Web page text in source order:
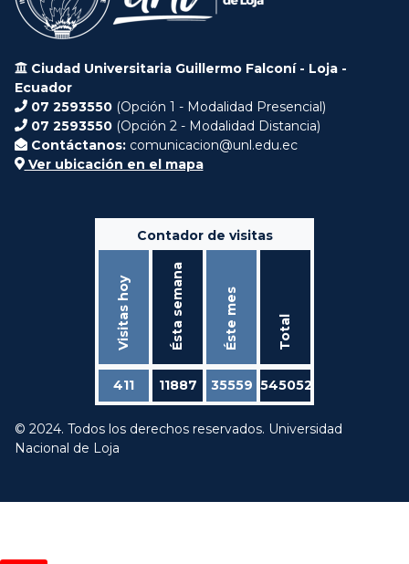
Ciudad Universitaria Guillermo Falconí - Loja -
Ecuador
07 2593550 (Opción 1 - Modalidad Presencial)
07 2593550 (Opción 2 - Modalidad Distancia)
Contáctanos: comunicacion@unl.edu.ec
Ver ubicación en el mapa
Contador de visitas
Visitas hoy Ésta semana Éste mes Total
411 11887 35559 545052
© 2024. Todos los derechos reservados. Universidad
Nacional de Loja